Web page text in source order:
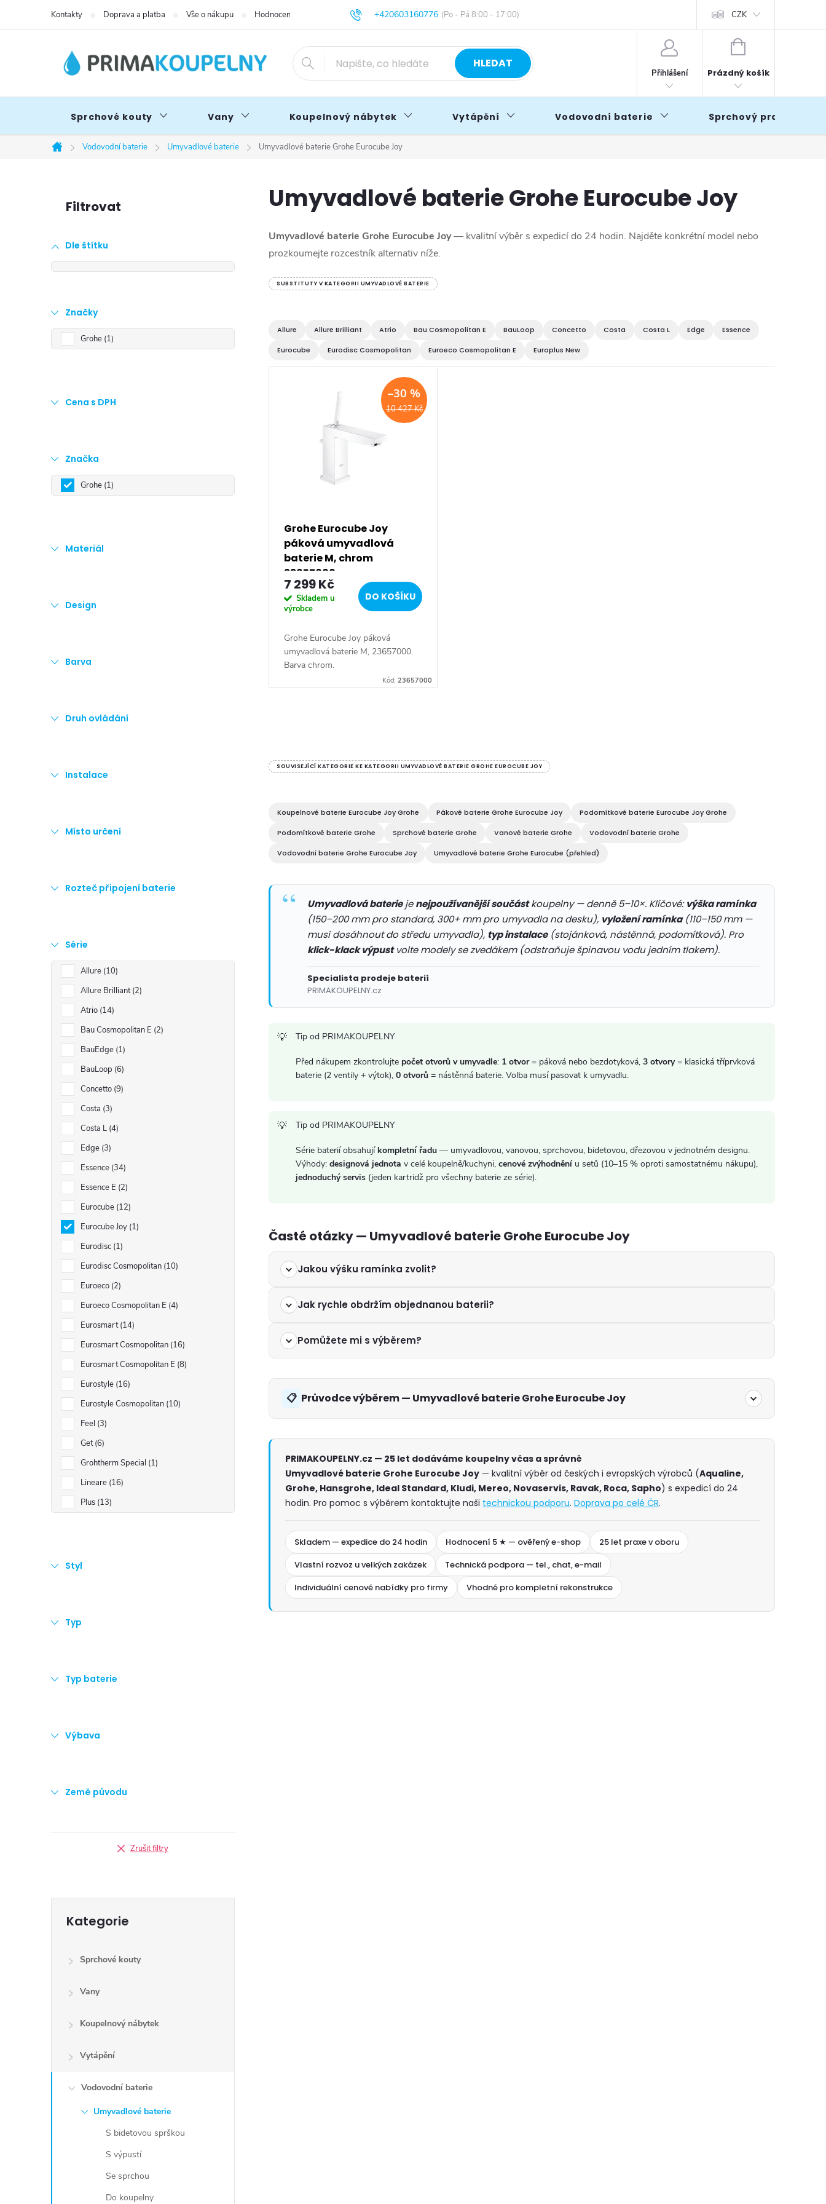
+420603160776
info@primakoupelny.cz
Kontakty Doprava a platba Vše o nákupu Hodnocení obchodu Obchodní podmínky Blog CZK
HLEDAT
Přihlášení
NÁKUPNÍ
Prázdný košík
Sprchové kouty Vany Koupelnový nábytek Vytápění Vodovodní baterie Sprchový program
Domů
Vodovodní baterie Umyvadlové baterie Umyvadlové baterie Grohe Eurocube Joy
s
r
a
n
p
a
n
l
Dle štítku
Značky
Grohe 1
Cena s DPH
Značka
Grohe 1
Materiál
Design
Barva
Druh ovládání
Instalace
Místo určení
Rozteč připojení baterie
Série
Allure 10
Allure Brilliant 2
Atrio 14
Bau Cosmopolitan E 2
BauEdge 1
BauLoop 6
Concetto 9
Costa 3
Costa L 4
Edge 3
Essence 34
Essence E 2
Eurocube 12
Eurocube Joy 1
Eurodisc 1
Eurodisc Cosmopolitan 10
Euroeco 2
Euroeco Cosmopolitan E 4
Eurosmart 14
Eurosmart Cosmopolitan 16
Eurosmart Cosmopolitan E 8
Eurostyle 16
Eurostyle Cosmopolitan 10
Feel 3
Get 6
Grohtherm Special 1
Lineare 16
Plus 13
Styl
Typ
Typ baterie
Výbava
Země původu
Zrušit filtry
kategorie
Kategorie
Sprchové kouty
Vany
Koupelnový nábytek
Vytápění
Vodovodní baterie
Umyvadlové baterie
S bidetovou sprškou
S výpustí
Se sprchou
Do koupelny
Umyvadlové baterie Grohe Eurocube Joy
Umyvadlové baterie Grohe Eurocube Joy— kvalitní výběr s expedicí do 24 hodin. Najděte konkrétní model nebo
prozkoumejte rozcestník alternativ níže.
SUBSTITUTY V KATEGORII UMYVADLOVÉ BATERIE
Allure Allure Brilliant Atrio Bau Cosmopolitan E BauLoop Concetto Costa Costa L Edge Essence
Eurocube Eurodisc Cosmopolitan Euroeco Cosmopolitan E Europlus New
k
10 427 Kč
–30 %
Grohe Eurocube Joy
páková umyvadlová
baterie M, chrom
23657000
7 299 Kč
Skladem u
výrobce
DO KOŠÍKU
Grohe Eurocube Joy páková
umyvadlová baterie M, 23657000.
Barva chrom.
Kód:23657000
v
á
d
a
c
k
y
SOUVISEJÍCÍ KATEGORIE KE KATEGORII UMYVADLOVÉ BATERIE GROHE EUROCUBE JOY
Koupelnové baterie Eurocube Joy Grohe Pákové baterie Grohe Eurocube Joy Podomítkové baterie Eurocube Joy Grohe
Podomítkové baterie Grohe Sprchové baterie Grohe Vanové baterie Grohe Vodovodní baterie Grohe
Vodovodní baterie Grohe Eurocube Joy Umyvadlové baterie Grohe Eurocube (přehled)
Umyvadlová bateriejenejpoužívanější součástkoupelny — denně 5–10×. Klíčové:výška ramínka
(150–200 mm pro standard, 300+ mm pro umyvadla na desku), vyložení ramínka(110–150 mm —
musí dosáhnout do středu umyvadla), typ instalace(stojánková, nástěnná, podomítková). Pro
klick-klack výpustvolte modely se zvedákem (odstraňuje špinavou vodu jedním tlakem).
Specialista prodeje baterií
PRIMAKOUPELNY.cz
Tip od PRIMAKOUPELNY
Před nákupem zkontrolujte počet otvorů v umyvadle: 1 otvor= páková nebo bezdotyková, 3 otvory= klasická tříprvková
baterie (2 ventily + výtok), 0 otvorů = nástěnná baterie. Volba musí pasovat k umyvadlu.
Tip od PRIMAKOUPELNY
Série baterií obsahují kompletní řadu — umyvadlovou, vanovou, sprchovou, bidetovou, dřezovou v jednotném designu.
Výhody: designová jednota v celé koupelně/kuchyni, cenové zvýhodnění u setů (10–15 % oproti samostatnému nákupu),
jednoduchý servis (jeden kartridž pro všechny baterie ze série).
Časté otázky — Umyvadlové baterie Grohe Eurocube Joy
Jakou výšku ramínka zvolit?
Jak rychle obdržím objednanou baterii?
Pomůžete mi s výběrem?
Průvodce výběrem — Umyvadlové baterie Grohe Eurocube Joy
PRIMAKOUPELNY.cz — 25 let dodáváme koupelny včas a správně
Umyvadlové baterie Grohe Eurocube Joy — kvalitní výběr od českých i evropských výrobců (Aqualine,
Grohe, Hansgrohe, Ideal Standard, Kludi, Mereo, Novaservis, Ravak, Roca, Sapho) s expedicí do 24
hodin. Pro pomoc s výběrem kontaktujte naši technickou podporu. Doprava po celé ČR.
Skladem — expedice do 24 hodin Hodnocení 5 ★ — ověřený e-shop
25 let praxe v oboru
Vlastní rozvoz u velkých zakázek
Technická podpora — tel., chat, e-mail
Individuální cenové nabídky pro firmy
Vhodné pro kompletní rekonstrukce